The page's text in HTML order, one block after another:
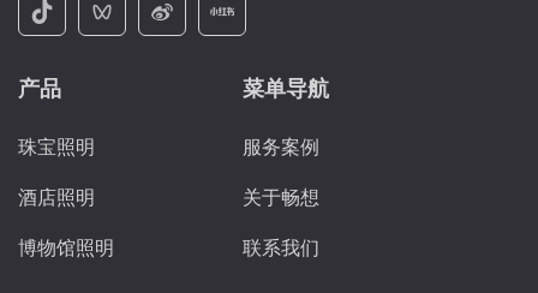
产品
珠宝照明
酒店照明
博物馆照明
菜单导航
服务案例
关于畅想
联系我们